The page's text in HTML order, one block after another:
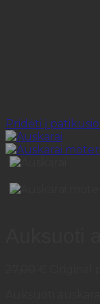
Pridėti į